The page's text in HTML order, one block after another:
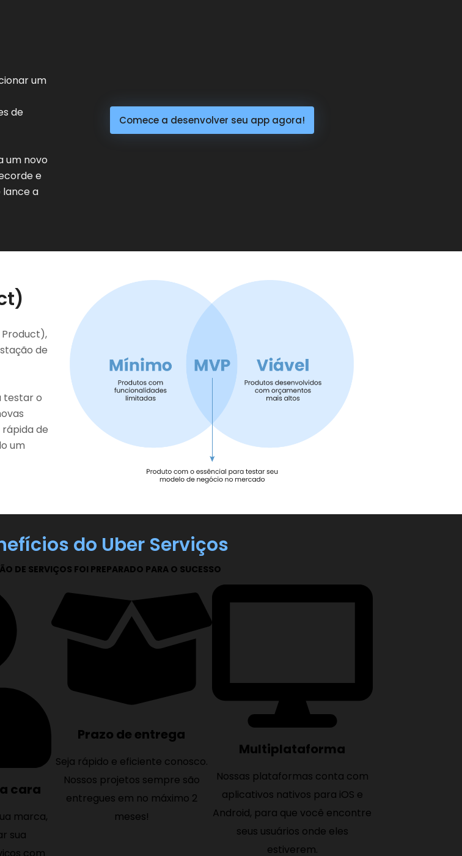
um
de
um novo
e
a
Comece a desenvolver seu app agora!
Product),
de
testar o
de
um
do Uber Serviços
DE SERVIÇOS FOI PREPARADO PARA O SUCESSO
cara
marca,
sua
Prazo de entrega
Seja rápido e eficiente conosco.
Nossos projetos sempre são
entregues em no máximo 2
meses!
Multiplataforma
Nossas plataformas conta com
aplicativos nativos para iOS e
Android, para que você encontre
seus usuários onde eles
estiverem.